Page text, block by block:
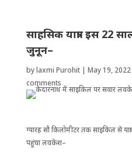
साहसिक यात्राः इस 22
जुनून–
bylaxmi Purohit| May 19, 2022
comments
ग्यारह सौ किलोमीटर तक साइकिल से
पहुंचा लवकेश–